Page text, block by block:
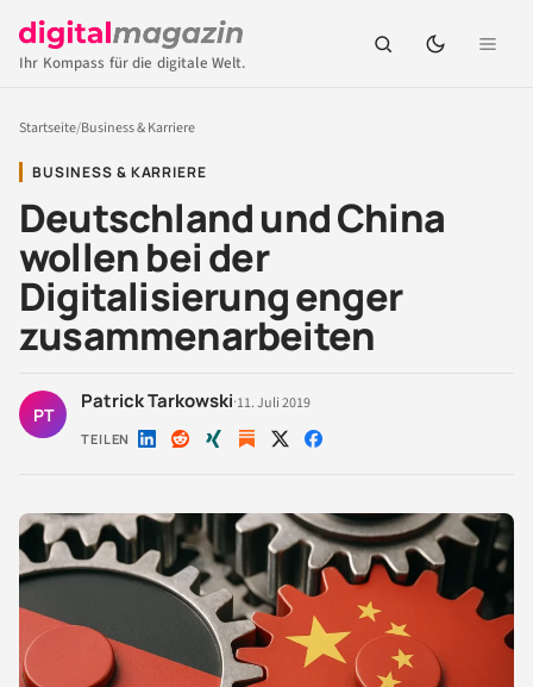
Ihr Kompass für die digitale Welt.
Startseite/Business & Karriere
BUSINESS & KARRIERE
Deutschland und China
wollen bei der
Digitalisierung enger
zusammenarbeiten
PT
Patrick Tarkowski·11. Juli 2019
TEILEN Auf Auf Auf Auf Auf